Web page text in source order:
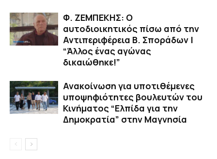
Φ. ΖΕΜΠΕΚΗΣ: Ο
αυτοδιοικητικός πίσω από την
Αντιπεριφέρεια Β. Σποράδων |
“Άλλος ένας αγώνας
δικαιώθηκε!”
Ανακοίνωση για υποτιθέμενες
υποψηφιότητες βουλευτών του
Κινήματος “Ελπίδα για την
Δημοκρατία” στην Μαγνησία